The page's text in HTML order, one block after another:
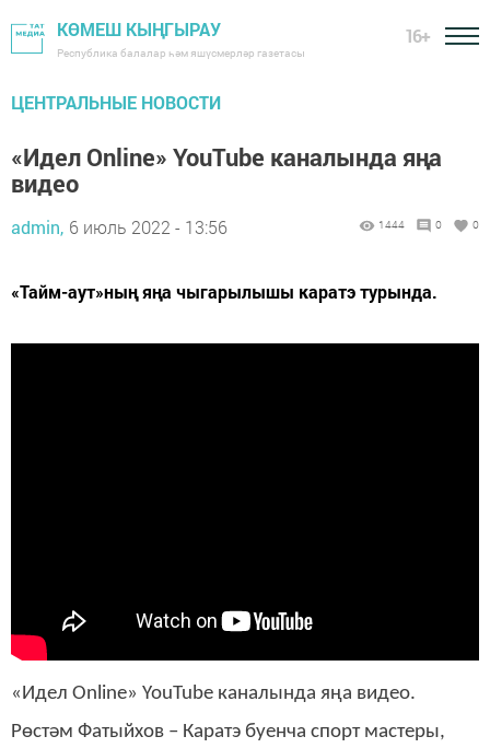
КӨМЕШ КЫҢГЫРАУ
Республика балалар һәм яшүсмерләр газетасы
16+
ЦЕНТРАЛЬНЫЕ НОВОСТИ
«Идел Online» YouTube каналында яңа
видео
admin, 6 июль 2022 - 13:56 1444 0 0
«Тайм-аут»ның яңа чыгарылышы каратэ турында.
«Идел Online» YouTube каналында яңа видео.
Рөстәм Фатыйхов – Каратэ буенча спорт мастеры,